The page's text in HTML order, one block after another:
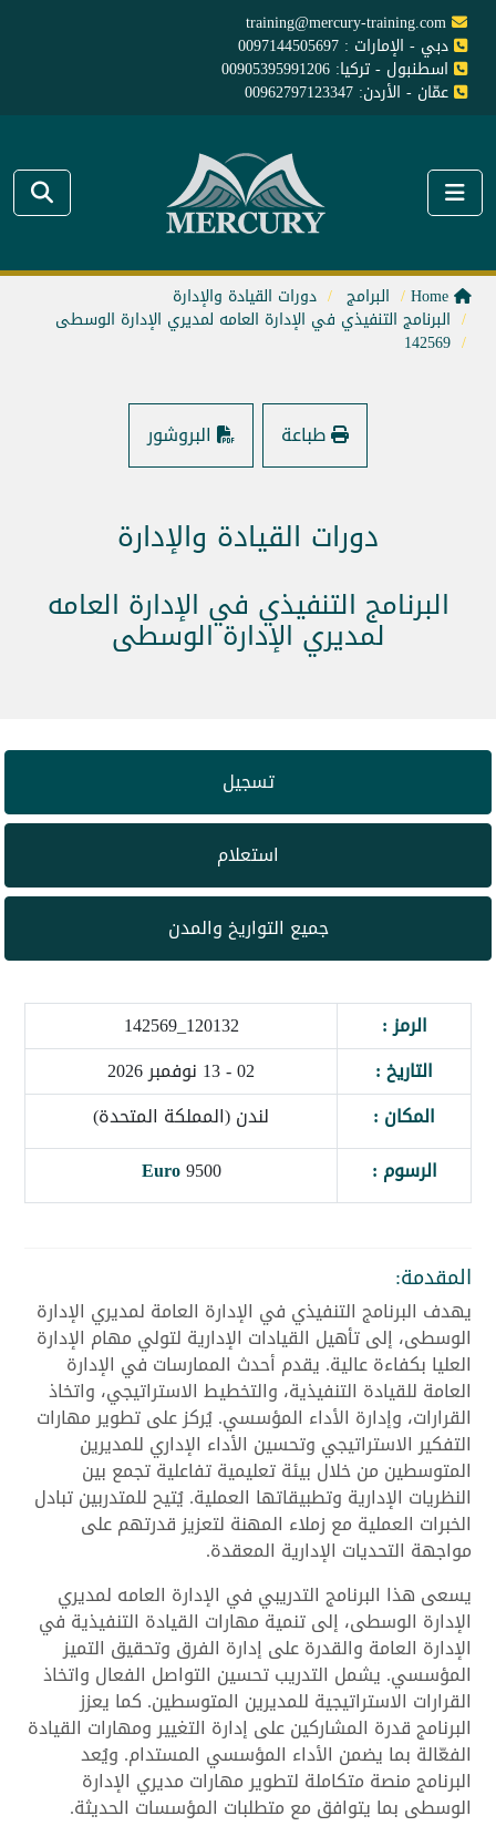
training@mercury-training.com
دبي - الإمارات : 0097144505697
اسطنبول - تركيا: 00905395991206
عمّان - الأردن: 00962797123347
البرامج دورات القيادة والإدارة
البرنامج التنفيذي في الإدارة العامه لمديري الإدارة الوسطى
142569
طباعة البروشور
دورات القيادة والإدارة
البرنامج التنفيذي في الإدارة العامه
لمديري الإدارة الوسطى
تسجيل
استعلام
جميع التواريخ والمدن
الرمز :
120132_142569
التاريخ :
02 - 13 نوفمبر 2026
المكان :
لندن (المملكة المتحدة)
الرسوم :
9500
Euro
المقدمة:
يهدف البرنامج التنفيذي في الإدارة العامة لمديري الإدارة
الوسطى، إلى تأهيل القيادات الإدارية لتولي مهام الإدارة
العليا بكفاءة عالية. يقدم أحدث الممارسات في الإدارة
العامة للقيادة التنفيذية، والتخطيط الاستراتيجي، واتخاذ
القرارات، وإدارة الأداء المؤسسي. يُركز على تطوير مهارات
التفكير الاستراتيجي وتحسين الأداء الإداري للمديرين
المتوسطين من خلال بيئة تعليمية تفاعلية تجمع بين
النظريات الإدارية وتطبيقاتها العملية. يُتيح للمتدربين تبادل
الخبرات العملية مع زملاء المهنة لتعزيز قدرتهم على
مواجهة التحديات الإدارية المعقدة.
يسعى هذا البرنامج التدريبي في الإدارة العامه لمديري
الإدارة الوسطى، إلى تنمية مهارات القيادة التنفيذية في
الإدارة العامة والقدرة على إدارة الفرق وتحقيق التميز
المؤسسي. يشمل التدريب تحسين التواصل الفعال واتخاذ
القرارات الاستراتيجية للمديرين المتوسطين. كما يعزز
البرنامج قدرة المشاركين على إدارة التغيير ومهارات القيادة
الفعّالة بما يضمن الأداء المؤسسي المستدام. ويُعد
البرنامج منصة متكاملة لتطوير مهارات مديري الإدارة
الوسطى بما يتوافق مع متطلبات المؤسسات الحديثة.